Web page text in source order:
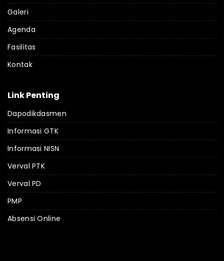
Galeri
Agenda
Fasilitas
Kontak
Link Penting
Dapodikdasmen
Informasi GTK
Informasi NISN
Verval PTK
Verval PD
PMP
Absensi Online